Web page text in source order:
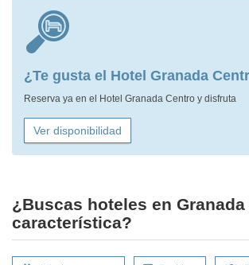
¿Te gusta el Hotel Granada
Reserva ya en el Hotel Granada Centro y disfruta
Ver disponibilidad
¿Buscas hoteles en
característica?